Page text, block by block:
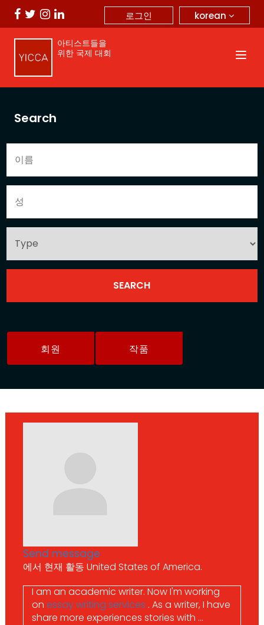
korean
로그인
아티스트들을
위한 국제 대회
Search
회원 작품
Send message
에서 현재 활동 United States of America.
I am an academic writer. Now I'm working
on essay writing services . As a writer, I have
share more experiences stories with ...